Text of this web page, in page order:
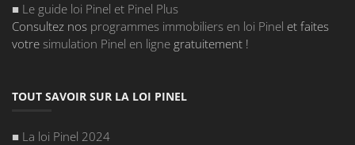
■ Le guide loi Pinel et Pinel Plus
Consultez nos programmes immobiliers en loi Pinel et faites
votre simulation Pinel en ligne gratuitement !
TOUT SAVOIR SUR LA LOI PINEL
■ La loi Pinel 2024